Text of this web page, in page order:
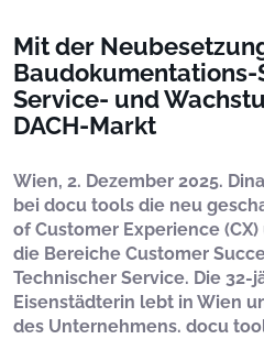
Mit der
Baudokumentations-
Service- und
DACH-Markt
Wien, 2. Dezember 2025.
bei docu tools die neu
of Customer Experience
die Bereiche Customer
Technischer Service. Die
Eisenstädterin lebt in Wien
des Unternehmens. docu